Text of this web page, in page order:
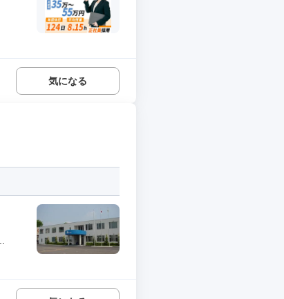
気になる